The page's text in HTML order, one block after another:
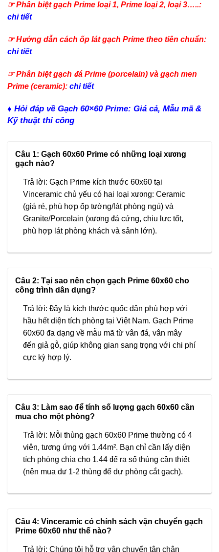
☞ Phân biệt gạch Prime loại 1, Prime loại 2, loại 3…..:
chi tiết
☞ Hướng dẫn cách ốp lát gạch Prime theo tiên chuẩn:
chi tiết
☞ Phân biệt gạch đá Prime (porcelain) và gạch men
Prime (ceramic): chi tiết
♦ Hỏi đáp về Gạch 60×60 Prime: Giá cả, Mẫu mã &
Kỹ thuật thi công
Câu 1: Gạch 60x60 Prime có những loại xương
gạch nào?
Trả lời: Gạch Prime kích thước 60x60 tại
Vinceramic chủ yếu có hai loại xương: Ceramic
(giá rẻ, phù hợp ốp tường/lát phòng ngủ) và
Granite/Porcelain (xương đá cứng, chịu lực tốt,
phù hợp lát phòng khách và sảnh lớn).
Câu 2: Tại sao nên chọn gạch Prime 60x60 cho
công trình dân dụng?
Trả lời: Đây là kích thước quốc dân phù hợp với
hầu hết diện tích phòng tại Việt Nam. Gạch Prime
60x60 đa dạng về mẫu mã từ vân đá, vân mây
đến giả gỗ, giúp không gian sang trọng với chi phí
cực kỳ hợp lý.
Câu 3: Làm sao để tính số lượng gạch 60x60 cần
mua cho một phòng?
Trả lời: Mỗi thùng gạch 60x60 Prime thường có 4
viên, tương ứng với 1.44m². Bạn chỉ cần lấy diện
tích phòng chia cho 1.44 để ra số thùng cần thiết
(nên mua dư 1-2 thùng để dự phòng cắt gạch).
Câu 4: Vinceramic có chính sách vận chuyển gạch
Prime 60x60 như thế nào?
Trả lời: Chúng tôi hỗ trợ vận chuyển tận chân